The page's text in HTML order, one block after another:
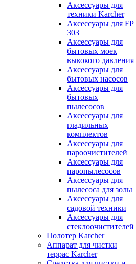
Аксессуары для
техники Karcher
Аксессуары для FP
303
Аксессуары для
бытовых моек
выкокого давления
Аксессуары для
бытовых насосов
Аксессуары для
бытовых
пылесосов
Аксессуары для
гладильных
комплектов
Аксессуары для
пароочистителей
Аксессуары для
паропылесосов
Аксессуары для
пылесоса для золы
Аксессуары для
садовой техники
Аксессуары для
стеклоочистителей
Полотер Karcher
Аппарат для чистки
террас Karcher